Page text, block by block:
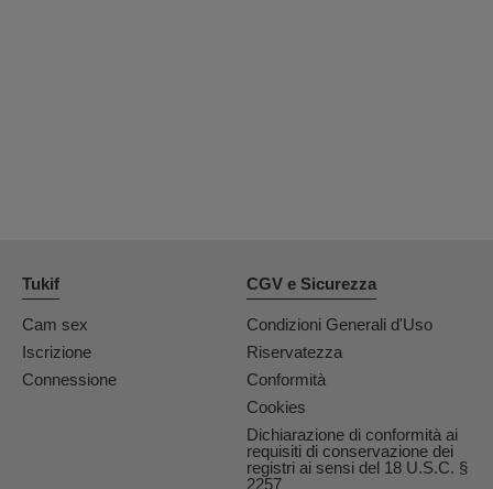
Tukif
Cam sex
Iscrizione
Connessione
CGV e Sicurezza
Condizioni Generali d'Uso
Riservatezza
Conformità
Cookies
Dichiarazione di conformità ai
requisiti di conservazione dei
registri ai sensi del 18 U.S.C. §
2257